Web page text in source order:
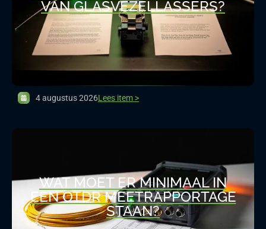
VAN GLASVEZELLASSERS?
4 augustus 2026Lees item >
WAT MOET ER MINIMAAL IN
EEN OTDR MEETRAPPORTAGE
STAAN?